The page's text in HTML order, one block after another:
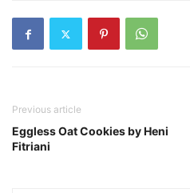
Previous article
Eggless Oat Cookies by Heni
Fitriani